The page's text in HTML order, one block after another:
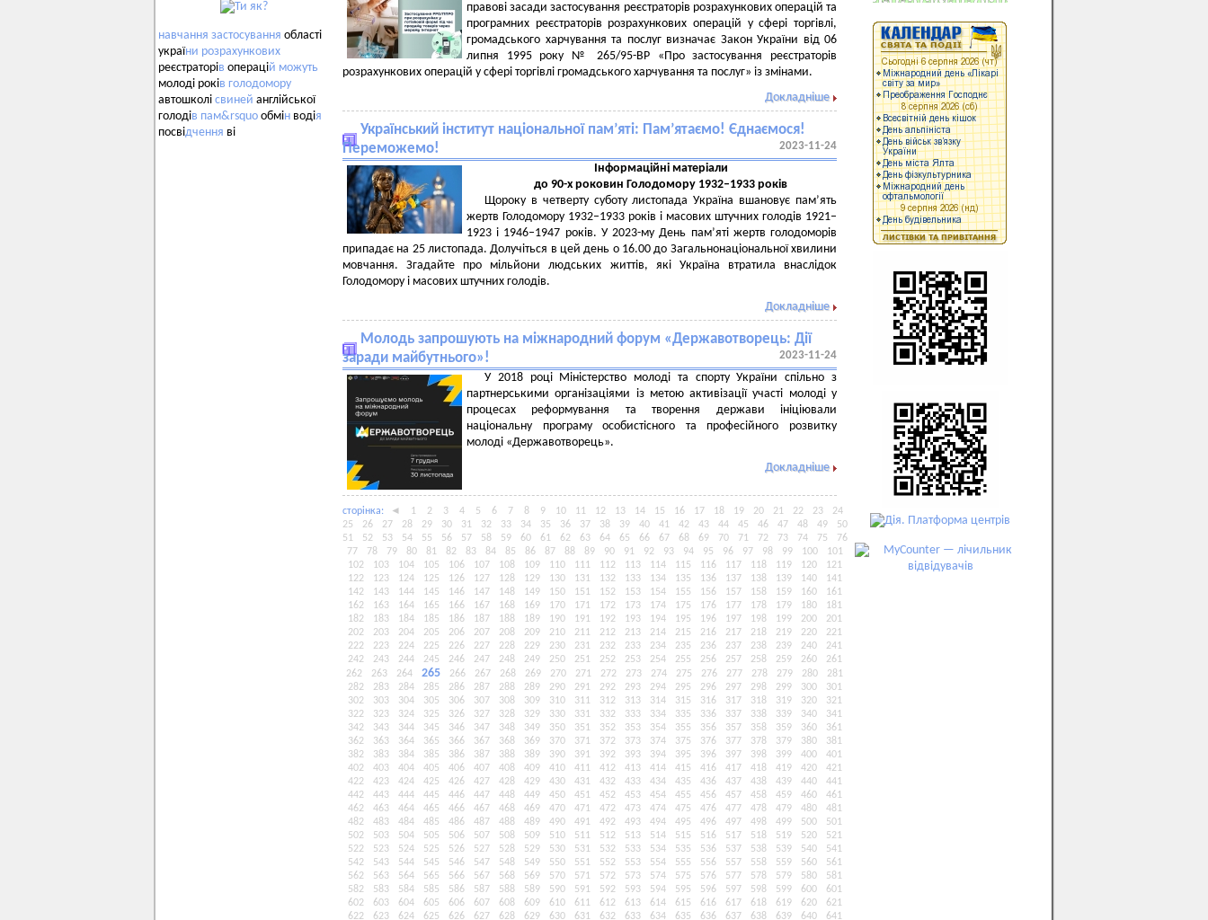
навчання застосування області
україни розрахункових
реєстраторів операцій можуть
молоді років голодомору
автошколі свиней англійської
голодів пам&rsquo обмін водія
посвідчення ві
правові засади застосування реєстраторів розрахункових операцій та
програмних реєстраторів розрахункових операцій у сфері торгівлі,
громадського харчування та послуг визначає Закон України від 06
липня 1995 року № 265/95-ВР «Про застосування реєстраторів
розрахункових операцій у сфері торгівлі громадського харчування та послуг» із змінами.
Докладніше
Український інститут національної пам’яті: Пам’ятаємо! Єднаємося!
Переможемо!
2023-11-24
Інформаційні матеріали
до 90-х роковин Голодомору 1932–1933 років
Щороку в четверту суботу листопада Україна вшановує пам’ять
жертв Голодомору 1932–1933 років і масових штучних голодів 1921–
1923 і 1946–1947 років. У 2023-му День пам’яті жертв голодоморів
припадає на 25 листопада. Долучіться в цей день о 16.00 до Загальнонаціональної хвилини
мовчання. Згадайте про мільйони людських життів, які Україна втратила внаслідок
Голодомору і масових штучних голодів.
Докладніше
Молодь запрошують на міжнародний форум «Державотворець: Дії
заради майбутнього»!
2023-11-24
У 2018 році Міністерство молоді та спорту України спільно з
партнерськими організаціями із метою активізації участі молоді у
процесах реформування та творення держави ініціювали
національну програму особистісного та професійного розвитку
молоді «Державотворець».
Докладніше
сторiнка: ◄ 1 2 3 4 5 6 7 8 9 10 11 12 13 14 15 16 17 18 19 20 21 22 23
24
25
26 27 28 29 30 31 32 33 34 35 36 37 38 39 40 41 42 43 44 45 46 47 48 49
50
51
52 53 54 55 56 57 58 59 60 61 62 63 64 65 66 67 68 69 70 71 72 73 74 75
76
77
78 79 80 81 82 83 84 85 86 87 88 89 90 91 92 93 94 95 96 97 98 99 100
101
102
103 104 105 106 107 108 109 110 111 112 113 114 115 116 117 118 119 120
121
122
123 124 125 126 127 128 129 130 131 132 133 134 135 136 137 138 139 140
141
142
143 144 145 146 147 148 149 150 151 152 153 154 155 156 157 158 159 160
161
162
163 164 165 166 167 168 169 170 171 172 173 174 175 176 177 178 179 180
181
182
183 184 185 186 187 188 189 190 191 192 193 194 195 196 197 198 199 200
201
202
203 204 205 206 207 208 209 210 211 212 213 214 215 216 217 218 219 220
221
222
223 224 225 226 227 228 229 230 231 232 233 234 235 236 237 238 239 240
241
242
243 244 245 246 247 248 249 250 251 252 253 254 255 256 257 258 259 260
261
262
263 264 265 266 267 268 269 270 271 272 273 274 275 276 277 278 279 280
281
282
283 284 285 286 287 288 289 290 291 292 293 294 295 296 297 298 299 300
301
302
303 304 305 306 307 308 309 310 311 312 313 314 315 316 317 318 319 320
321
322
323 324 325 326 327 328 329 330 331 332 333 334 335 336 337 338 339 340
341
342
343 344 345 346 347 348 349 350 351 352 353 354 355 356 357 358 359 360
361
362
363 364 365 366 367 368 369 370 371 372 373 374 375 376 377 378 379 380
381
382
383 384 385 386 387 388 389 390 391 392 393 394 395 396 397 398 399 400
401
402
403 404 405 406 407 408 409 410 411 412 413 414 415 416 417 418 419 420
421
422
423 424 425 426 427 428 429 430 431 432 433 434 435 436 437 438 439 440
441
442
443 444 445 446 447 448 449 450 451 452 453 454 455 456 457 458 459 460
461
462
463 464 465 466 467 468 469 470 471 472 473 474 475 476 477 478 479 480
481
482
483 484 485 486 487 488 489 490 491 492 493 494 495 496 497 498 499 500
501
502
503 504 505 506 507 508 509 510 511 512 513 514 515 516 517 518 519 520
521
522
523 524 525 526 527 528 529 530 531 532 533 534 535 536 537 538 539 540
541
542
543 544 545 546 547 548 549 550 551 552 553 554 555 556 557 558 559 560
561
562
563 564 565 566 567 568 569 570 571 572 573 574 575 576 577 578 579 580
581
582
583 584 585 586 587 588 589 590 591 592 593 594 595 596 597 598 599 600
601
602
603 604 605 606 607 608 609 610 611 612 613 614 615 616 617 618 619 620
621
622
623 624 625 626 627 628 629 630 631 632 633 634 635 636 637 638 639 640 641